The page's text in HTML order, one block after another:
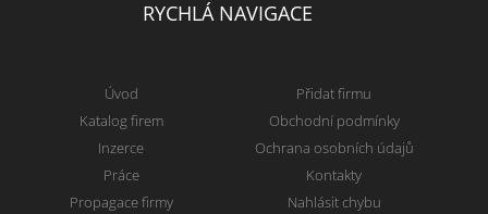
RYCHLÁ NAVIGACE
Úvod
Katalog firem
Inzerce
Práce
Propagace firmy
Přidat firmu
Obchodní podmínky
Ochrana osobních údajů
Kontakty
Nahlásit chybu